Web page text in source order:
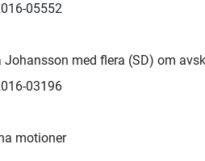
05552
med flera (SD) om
03196
motioner